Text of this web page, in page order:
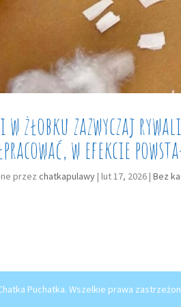
w żłobku zazwyczaj
w efekcie
przezchatkapulawy|lut 17, 2026|Bez
Puchatka. Wszelkie prawa